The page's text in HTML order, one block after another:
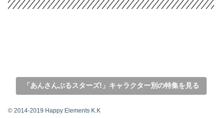
「あんさんぶるスターズ!」キャラクター別の特集を見る
© 2014-2019 Happy Elements K.K